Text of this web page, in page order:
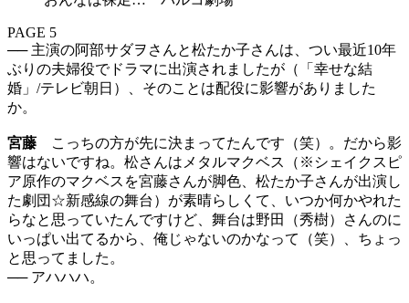
PAGE 5
── 主演の阿部サダヲさんと松たか子さんは、つい最近10年
ぶりの夫婦役でドラマに出演されましたが（「幸せな結
婚」/テレビ朝日）、そのことは配役に影響がありました
か。
宮藤 こっちの方が先に決まってたんです（笑）。だから影
響はないですね。松さんはメタルマクベス（※シェイクスピ
ア原作のマクベスを宮藤さんが脚色、松たか子さんが出演し
た劇団☆新感線の舞台）が素晴らしくて、いつか何かやれた
らなと思っていたんですけど、舞台は野田（秀樹）さんのに
いっぱい出てるから、俺じゃないのかなって（笑）、ちょっ
と思ってました。
── アハハハ。